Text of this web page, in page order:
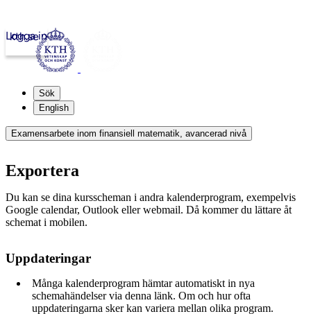
kth.se
Logga in
Sök
English
Examensarbete inom finansiell matematik, avancerad nivå
Exportera
Du kan se dina kursscheman i andra kalenderprogram, exempelvis
Google calendar, Outlook eller webmail. Då kommer du lättare åt
schemat i mobilen.
Uppdateringar
Många kalenderprogram hämtar automatiskt in nya
schemahändelser via denna länk. Om och hur ofta
uppdateringarna sker kan variera mellan olika program.